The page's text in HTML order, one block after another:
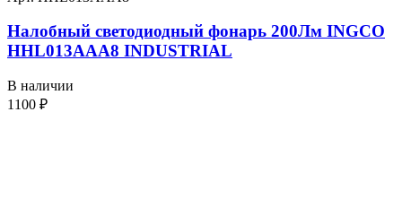
Налобный светодиодный фонарь 200Лм INGCO
HHL013AAA8 INDUSTRIAL
В наличии
1100 ₽